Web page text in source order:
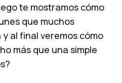
te mostramos cómo
que muchos
al final veremos cómo
más que una simple